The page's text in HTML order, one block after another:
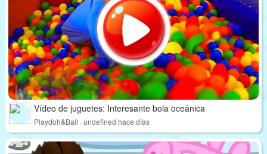
Vídeo de juguetes: Interesante bola oceánica
Playdoh&Ball · undefined hace días